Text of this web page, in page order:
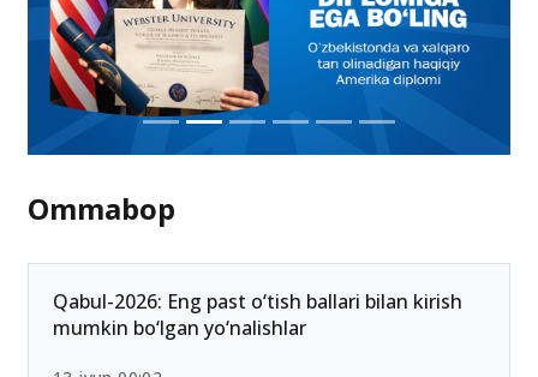
Ommabop
Qabul-2026: Eng past o‘tish ballari bilan kirish
mumkin bo‘lgan yo‘nalishlar